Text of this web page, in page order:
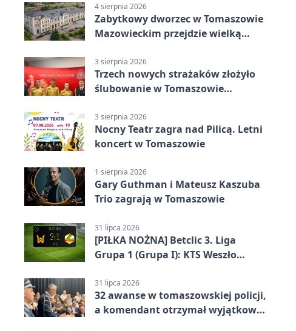
4 sierpnia 2026
Zabytkowy dworzec w Tomaszowie
Mazowieckim przejdzie wielką
wykonawcy
3 sierpnia 2026
Trzech nowych strażaków złożyło
ślubowanie w Tomaszowie
3 sierpnia 2026
Nocny Teatr zagra nad Pilicą. Letni
koncert w Tomaszowie
1 sierpnia 2026
Gary Guthman i Mateusz Kaszuba
Trio zagrają w Tomaszowie
31 lipca 2026
[PIŁKA NOŻNA] Betclic 3. Liga
Grupa 1 (Grupa I): KTS Weszło
Mazowiecki 2:1
31 lipca 2026
32 awanse w tomaszowskiej policji,
a komendant otrzymał wyjątkowy